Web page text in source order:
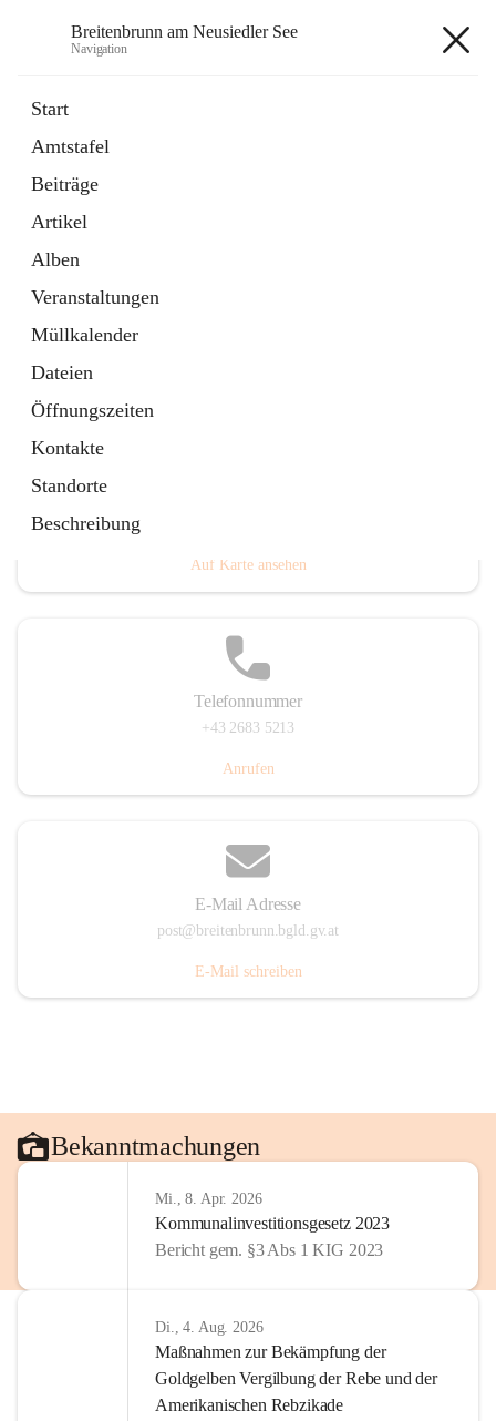
Breitenbrunn am Neusiedler See
Navigation
Start
Amtstafel
Beiträge
Artikel
Alben
Veranstaltungen
Müllkalender
Dateien
Öffnungszeiten
Kontakte
Standorte
Beschreibung
18 Schnellzugriffe
Gemeindeservice
Auf Karte ansehen
Telefonnummer
+43 2683 5213
Anrufen
E-Mail Adresse
post@breitenbrunn.bgld.gv.at
E-Mail schreiben
Bekanntmachungen
Mi., 8. Apr. 2026
Kommunalinvestitionsgesetz 2023
Bericht gem. §3 Abs 1 KIG 2023
Di., 4. Aug. 2026
Maßnahmen zur Bekämpfung der
Goldgelben Vergilbung der Rebe und der
Amerikanischen Rebzikade